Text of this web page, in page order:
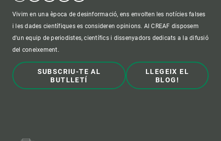
Vivim en una època de desinformació, ens envolten les notícies falses
i les dades científiques es consideren opinions. Al CREAF disposem
d'un equip de periodistes, científics i dissenyadors dedicats a la difusió
del coneixement.
SUBSCRIU-TE AL
BUTLLETÍ
LLEGEIX EL
BLOG!